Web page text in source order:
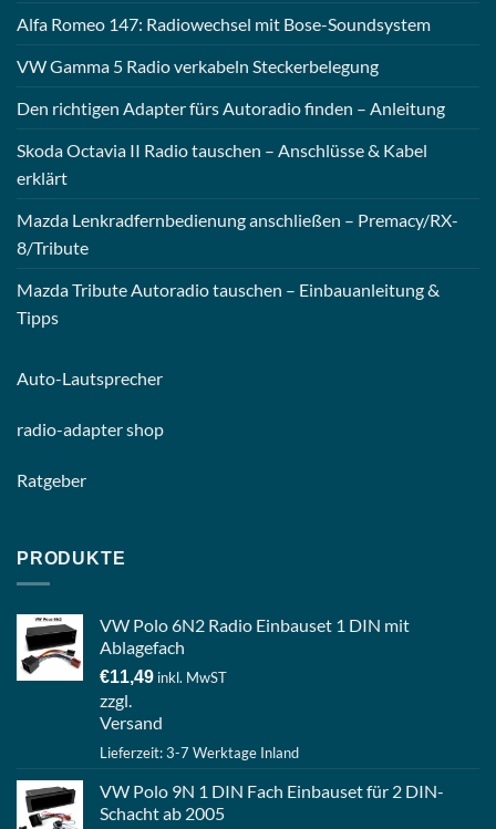
Alfa Romeo 147: Radiowechsel mit Bose-Soundsystem
VW Gamma 5 Radio verkabeln Steckerbelegung
Den richtigen Adapter fürs Autoradio finden – Anleitung
Skoda Octavia II Radio tauschen – Anschlüsse & Kabel
erklärt
Mazda Lenkradfernbedienung anschließen – Premacy/RX-
8/Tribute
Mazda Tribute Autoradio tauschen – Einbauanleitung &
Tipps
Auto-Lautsprecher
radio-adapter shop
Ratgeber
PRODUKTE
VW Polo 6N2 Radio Einbauset 1 DIN mit
Ablagefach
€11,49 inkl. MwST
zzgl.
Versand
Lieferzeit: 3-7 Werktage Inland
VW Polo 9N 1 DIN Fach Einbauset für 2 DIN-
Schacht ab 2005